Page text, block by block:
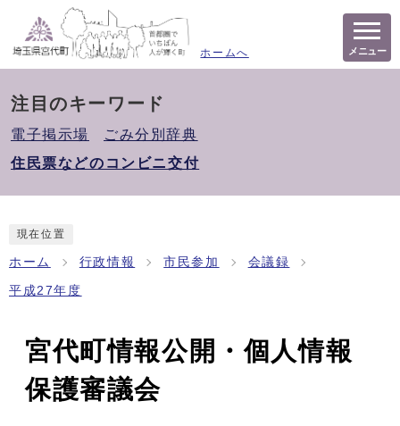
ホームへ メニュー
注目のキーワード
電子掲示場
ごみ分別辞典
住民票などのコンビニ交付
現在位置
ホーム 行政情報 市民参加 会議録
平成27年度
宮代町情報公開・個人情報
保護審議会